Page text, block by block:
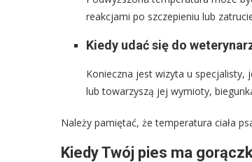
reakcjami po szczepieniu lub
Kiedy udać się do
Konieczna jest wizyta u specjalisty,
lub towarzyszą jej wymioty,
Należy pamiętać, że temperatura ciała
Kiedy Twój pies ma